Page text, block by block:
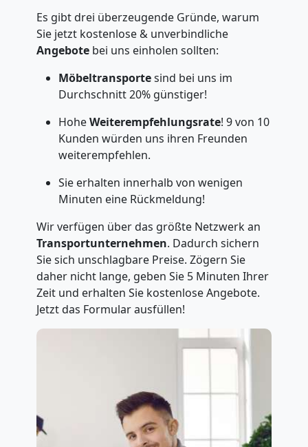
Es gibt drei überzeugende Gründe, warum
Sie jetzt kostenlose & unverbindliche
Angebote bei uns einholen sollten:
Möbeltransportesind bei uns im
Durchschnitt 20% günstiger!
HoheWeiterempfehlungsrate! 9 von 10
Kunden würden uns ihren Freunden
weiterempfehlen.
Sie erhalten innerhalb von wenigen
Minuten eine Rückmeldung!
Wir verfügen über das größte Netzwerk an
Transportunternehmen. Dadurch sichern
Sie sich unschlagbare Preise. Zögern Sie
daher nicht lange, geben Sie 5 Minuten Ihrer
Zeit und erhalten Sie kostenlose Angebote.
Jetzt das Formular ausfüllen!